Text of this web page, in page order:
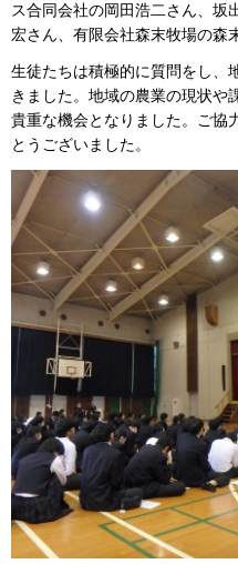
ス合同会社の岡田浩二さん、坂
宏さん、有限会社森末牧場の森
生徒たちは積極的に質問をし、
きました。地域の農業の現状や
貴重な機会となりました。ご協
とうございました。